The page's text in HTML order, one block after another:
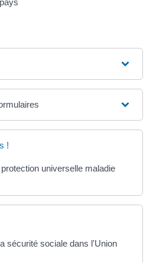
!
universelle maladie
sécurité sociale dans l'Union